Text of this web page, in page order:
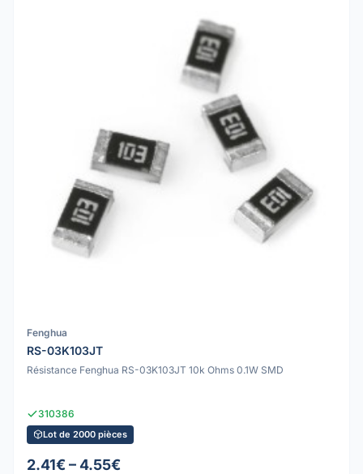
Fenghua
RS-03K103JT
Résistance Fenghua RS-03K103JT 10k Ohms 0.1W SMD
310386
Lot de 2000 pièces
2.41€ – 4.55€